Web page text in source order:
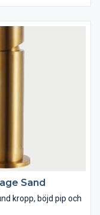
Sand
kropp, böjd pip och